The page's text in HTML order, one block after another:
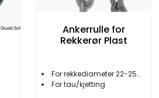
Ankerrulle for
Rekkerør Plast
For rekkediameter 22-25mm
For tau/kjetting